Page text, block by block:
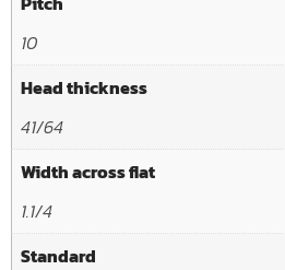
10
Head thickness
41/64
Width across flat
1.1/4
Standard